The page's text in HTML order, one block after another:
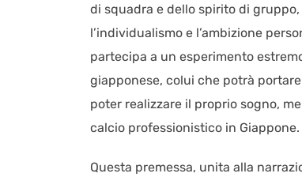
di squadra e dello spirito di
l’individualismo e l’ambizione
partecipa a un esperimento
giapponese, colui che potrà
poter realizzare il proprio sogno,
calcio professionistico in Giappone.
Questa premessa, unita alla